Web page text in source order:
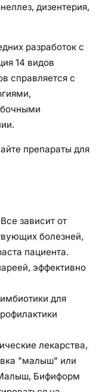
дизентерия,
разработок с
14 видов
справляется с
препараты для
зависит от
болезней,
пациента.
эффективно
для
лекарства,
"малыш" или
Бифиформ